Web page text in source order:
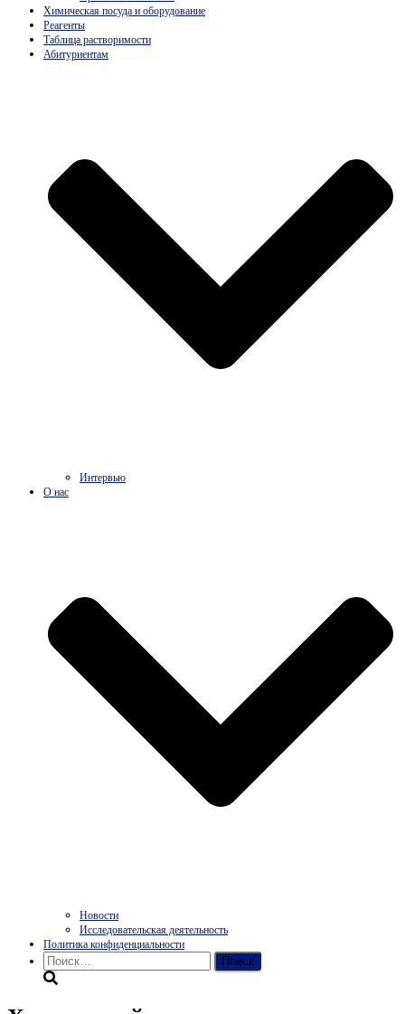
Химическая посуда и оборудование
Реагенты
Таблица растворимости
Абитуриентам
Интервью
О нас
Новости
Исследовательская деятельность
Политика конфиденциальности
Найти: